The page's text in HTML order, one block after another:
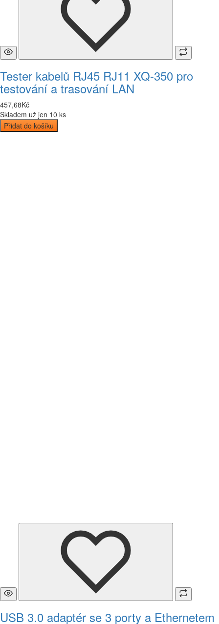
Tester kabelů RJ45 RJ11 XQ-350 pro
testování a trasování LAN
457,68Kč
Skladem už jen 10 ks
Přidat do košíku
USB 3.0 adaptér se 3 porty a Ethernetem